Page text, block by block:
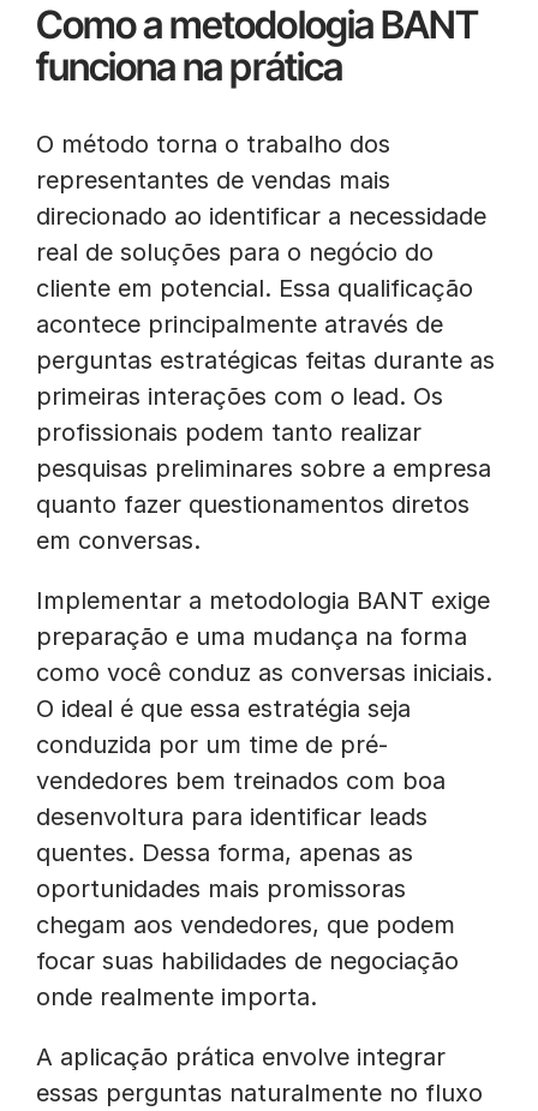
Como a metodologia BANT
funciona na prática
O método torna o trabalho dos
representantes de vendas mais
direcionado ao identificar a necessidade
real de soluções para o negócio do
cliente em potencial. Essa qualificação
acontece principalmente através de
perguntas estratégicas feitas durante as
primeiras interações com o lead. Os
profissionais podem tanto realizar
pesquisas preliminares sobre a empresa
quanto fazer questionamentos diretos
em conversas.
Implementar a metodologia BANT exige
preparação e uma mudança na forma
como você conduz as conversas iniciais.
O ideal é que essa estratégia seja
conduzida por um time de pré-
vendedores bem treinados com boa
desenvoltura para identificar leads
quentes. Dessa forma, apenas as
oportunidades mais promissoras
chegam aos vendedores, que podem
focar suas habilidades de negociação
onde realmente importa.
A aplicação prática envolve integrar
essas perguntas naturalmente no fluxo